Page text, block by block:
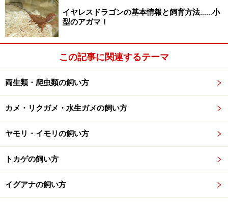
自分の持っているコシヒロカエルガメに関する情報
を書きたい！
星野の情報はココが間違っている！
みなさんが提供した情報や意見を読みたい！
そんなあなたはココをクリック！
※記事内容は執筆時点のものです。最新の内容をご確認くださ
差があります。記事内容は全ての個体へ一様に当てはまるわけで
イヤレスドラゴンの基本情報と飼育方法……小
型のアガマ！
この記事に関連するテーマ
両生類・爬虫類の飼い方
カメ・リクガメ・水生ガメの飼い方
ヤモリ・イモリの飼い方
トカゲの飼い方
イグアナの飼い方